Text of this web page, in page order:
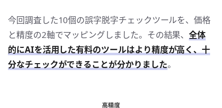
今回調査した10個の誤字脱字チェックツールを、価格
と精度の2軸でマッピングしました。その結果、全体
的にAIを活用した有料のツールはより精度が高く、十
分なチェックができることが分かりました。